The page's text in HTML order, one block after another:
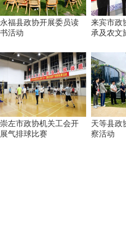
永福县政协开展委员读
书活动
来宾市政
承及农文
崇左市政协机关工会开
展气排球比赛
天等县政
察活动